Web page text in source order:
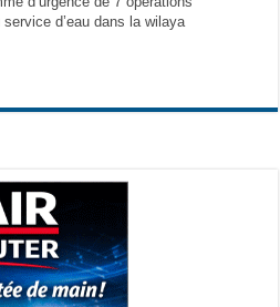
service d’eau dans la wilaya